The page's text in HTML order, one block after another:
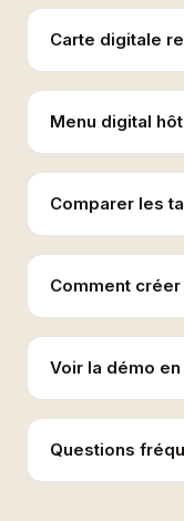
Carte digitale
Menu digital
Comparer les
Comment
Voir la démo
Questions